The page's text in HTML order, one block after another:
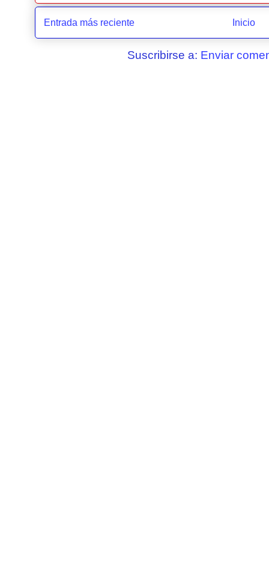
Entrada más reciente Inicio
Suscribirse a: Enviar